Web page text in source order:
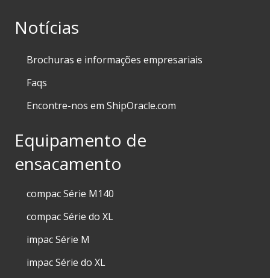
Notícias
Brochuras e informações empresariais
Faqs
Encontre-nos em ShipOracle.com
Equipamento de
ensacamento
compac Série M140
compac Série do XL
impac Série M
impac Série do XL